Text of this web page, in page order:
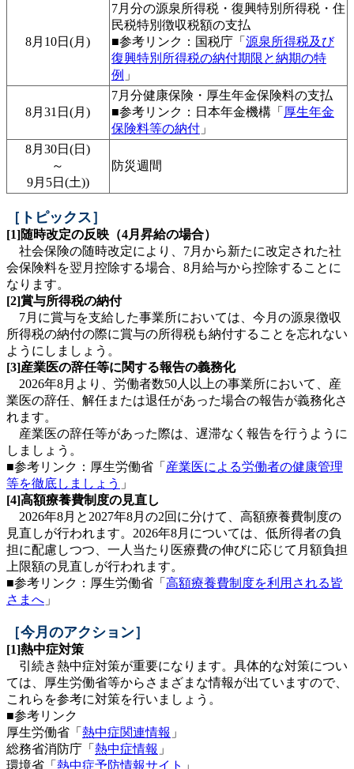
8月10日(月)
7月分の源泉所得税・復興特別所得税・住
民税特別徴収税額の支払
■参考リンク：国税庁「 源泉所得税及び
復興特別所得税の納付期限と納期の特
例 」
8月31日(月)
7月分健康保険・厚生年金保険料の支払
■参考リンク：日本年金機構「 厚生年金
保険料等の納付 」
8月30日(日)
～
9月5日(土))
防災週間
［トピックス］
[1]随時改定の反映（4月昇給の場合）
社会保険の随時改定により、7月から新たに改定された社
会保険料を翌月控除する場合、8月給与から控除することに
なります。
[2]賞与所得税の納付
7月に賞与を支給した事業所においては、今月の源泉徴収
所得税の納付の際に賞与の所得税も納付することを忘れない
ようにしましょう。
[3]産業医の辞任等に関する報告の義務化
2026年8月より、労働者数50人以上の事業所において、産
業医の辞任、解任または退任があった場合の報告が義務化さ
れます。
産業医の辞任等があった際は、遅滞なく報告を行うように
しましょう。
■参考リンク：厚生労働省「 産業医による労働者の健康管理
等を徹底しましょう 」
[4]高額療養費制度の見直し
2026年8月と2027年8月の2回に分けて、高額療養費制度の
見直しが行われます。2026年8月については、低所得者の負
担に配慮しつつ、一人当たり医療費の伸びに応じて月額負担
上限額の見直しが行われます。
■参考リンク：厚生労働省「 高額療養費制度を利用される皆
さまへ 」
［今月のアクション］
[1]熱中症対策
引続き熱中症対策が重要になります。具体的な対策につい
ては、厚生労働省等からさまざまな情報が出ていますので、
これらを参考に対策を行いましょう。
■参考リンク
厚生労働省「 熱中症関連情報 」
総務省消防庁「 熱中症情報 」
環境省「 熱中症予防情報サイト 」